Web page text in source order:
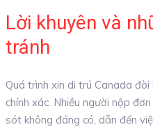
Lời khuyên và
tránh
Quá trình xin di trú Canada
chính xác. Nhiều người nộp
sót không đáng có, dẫn đến